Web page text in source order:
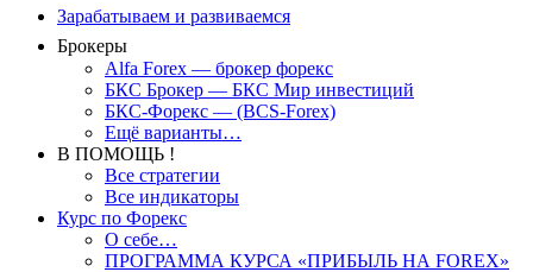
Зарабатываем и развиваемся
Брокеры
Alfa Forex — брокер форекс
БКС Брокер — БКС Мир инвестиций
БКС-Форекс — (BCS-Forex)
Ещё варианты…
В ПОМОЩЬ !
Все стратегии
Все индикаторы
Курс по Форекс
О себе…
ПРОГРАММА КУРСА «ПРИБЫЛЬ НА FOREX»